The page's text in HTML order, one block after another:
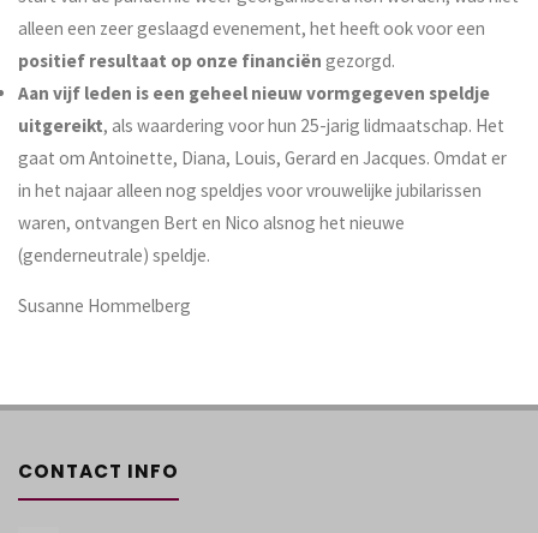
alleen een zeer geslaagd evenement, het heeft ook voor een
positief resultaat op onze financiën gezorgd.
Aan vijf leden is een geheel nieuw vormgegeven speldje
uitgereikt, als waardering voor hun 25-jarig lidmaatschap. Het
gaat om Antoinette, Diana, Louis, Gerard en Jacques. Omdat er
in het najaar alleen nog speldjes voor vrouwelijke jubilarissen
waren, ontvangen Bert en Nico alsnog het nieuwe
(genderneutrale) speldje.
Susanne Hommelberg
CONTACT INFO